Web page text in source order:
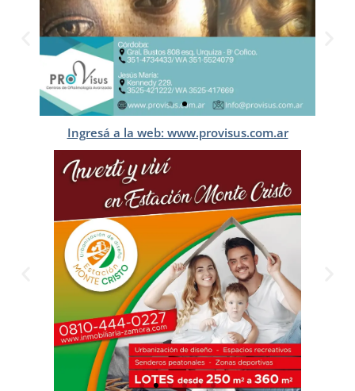
Ingresá a la web: www.provisus.com.ar